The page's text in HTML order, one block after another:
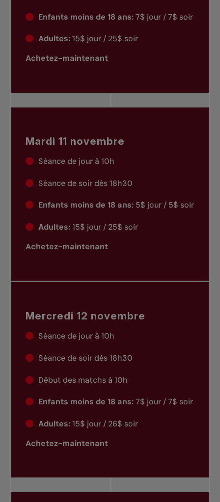
Enfants moins de 18 ans:7$ jour / 7$ soir
Adultes:15$ jour / 25$ soir
Achetez-maintenant
Mardi 11 novembre
Séance de jour à 10h
Séance de soir dès 18h30
Enfants moins de 18 ans:5$ jour / 5$ soir
Adultes:15$ jour / 25$ soir
Achetez-maintenant
Mercredi 12 novembre
Séance de jour à 10h
Séance de soir dès 18h30
Début des matchs à 10h
Enfants moins de 18 ans:7$ jour / 7$ soir
Adultes:15$ jour / 26$ soir
Achetez-maintenant